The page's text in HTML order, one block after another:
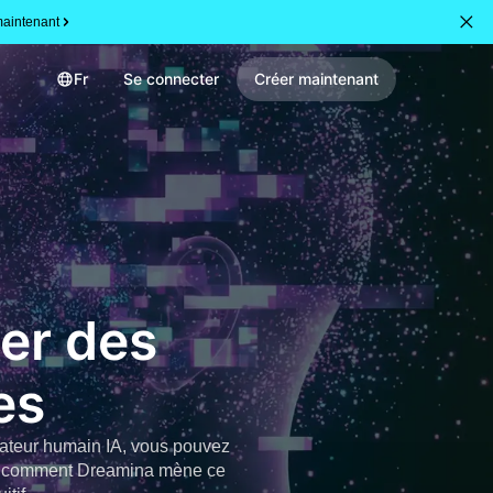
Fr Se connecter Créer maintenant
des
humain IA, vous pouvez
Dreamina mène ce